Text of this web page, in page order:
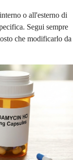
o all'esterno di
Segui sempre
che modificarlo da